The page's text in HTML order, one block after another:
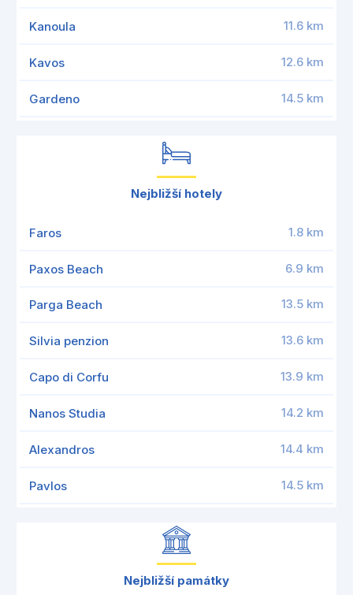
Kanoula 11.6 km
Kavos 12.6 km
Gardeno 14.5 km
Nejbližší hotely
Faros 1.8 km
Paxos Beach 6.9 km
Parga Beach 13.5 km
Silvia penzion 13.6 km
Capo di Corfu 13.9 km
Nanos Studia 14.2 km
Alexandros 14.4 km
Pavlos 14.5 km
Nejbližší památky